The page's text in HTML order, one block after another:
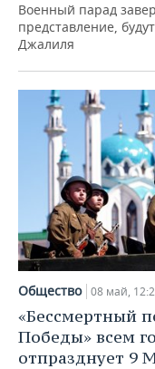
ХОККЕЙ С МЯЧОМ
ПРОИСШЕСТВИЯ
Военный парад
представление,
Джалиля
Общество 08 май,
«Бессмертный
Победы» всем
отпразднует 9